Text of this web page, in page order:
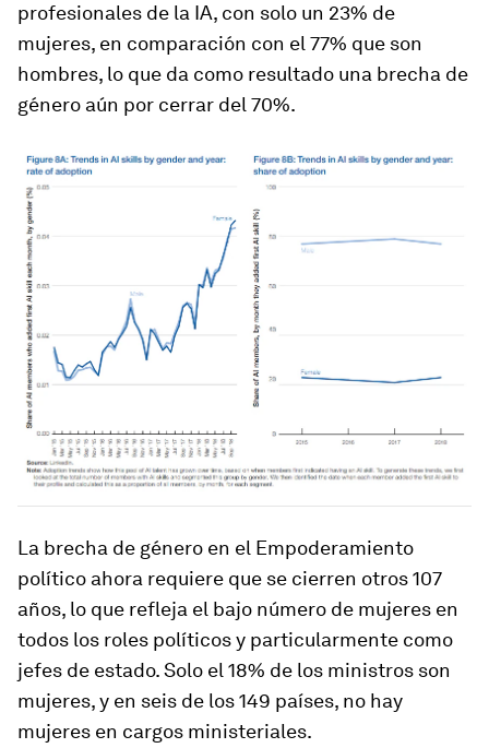
profesionales de la IA, con solo un 23% de
mujeres, en comparación con el 77% que son
hombres, lo que da como resultado una brecha de
género aún por cerrar del 70%.
La brecha de género en el Empoderamiento
político ahora requiere que se cierren otros 107
años, lo que refleja el bajo número de mujeres en
todos los roles políticos y particularmente como
jefes de estado. Solo el 18% de los ministros son
mujeres, y en seis de los 149 países, no hay
mujeres en cargos ministeriales.